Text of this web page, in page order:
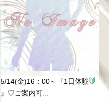
5/14(金)16：00～『1日体験
』♡ご案内可...